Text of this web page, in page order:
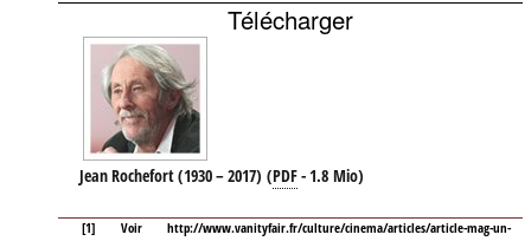
Télécharger
Jean Rochefort (1930 – 2017) (PDF-1.8 Mio)
[1] Voirhttp://www.vanityfair.fr/culture/cinema/articles/article-mag-un-